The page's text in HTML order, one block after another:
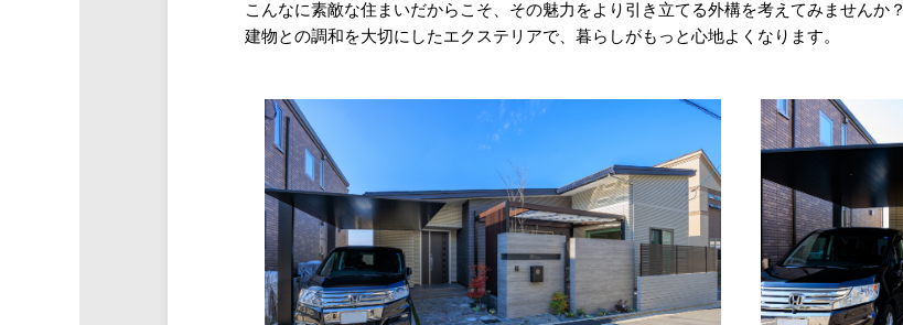
こんなに素敵な住まいだからこそ、その魅力をより引き立てる外構を考えてみませんか？
建物との調和を大切にしたエクステリアで、暮らしがもっと心地よくなります。